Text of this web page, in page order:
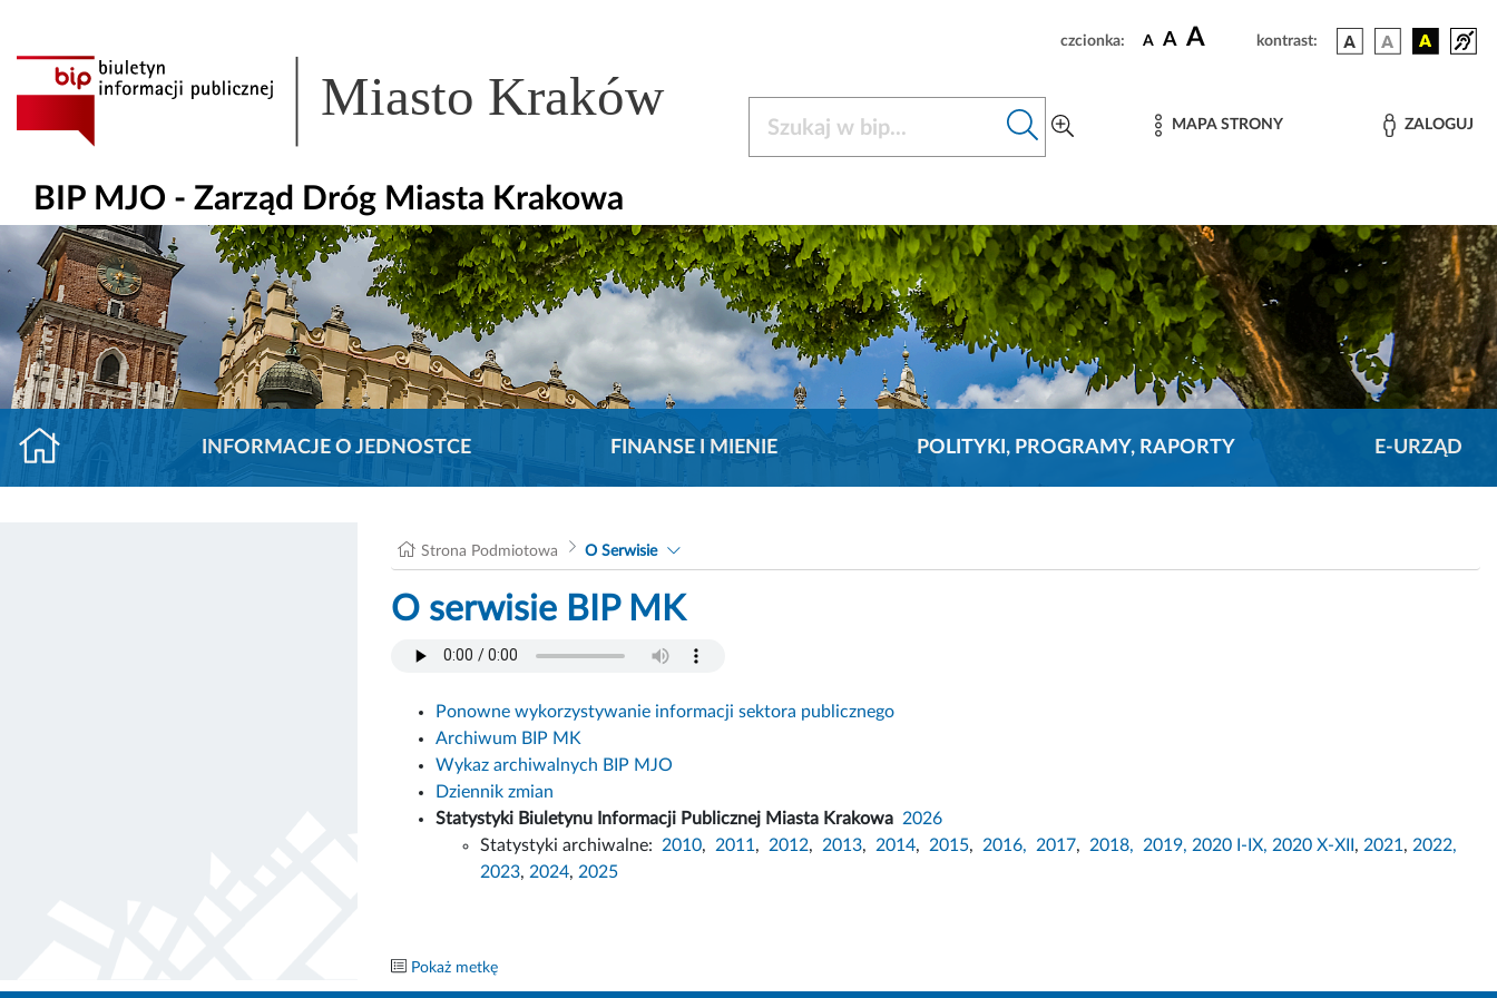
czcionka: A A A kontrast:
Miasto Kraków MAPA STRONY ZALOGUJ
BIP MJO - Zarząd Dróg Miasta Krakowa
INFORMACJE O JEDNOSTCE FINANSE I MIENIE POLITYKI, PROGRAMY, RAPORTY E-URZĄD
Strona Podmiotowa O Serwisie
O serwisie BIP MK
Ponowne wykorzystywanie informacji sektora publicznego
Archiwum BIP MK
Wykaz archiwalnych BIP MJO
Dziennik zmian
Statystyki Biuletynu Informacji Publicznej Miasta Krakowa 2026
Statystyki archiwalne: 2010, 2011, 2012, 2013, 2014, 2015, 2016, 2017, 2018, 2019, 2020 I-IX, 2020 X-XII, 2021, 2022,
2023, 2024, 2025
Pokaż metkę